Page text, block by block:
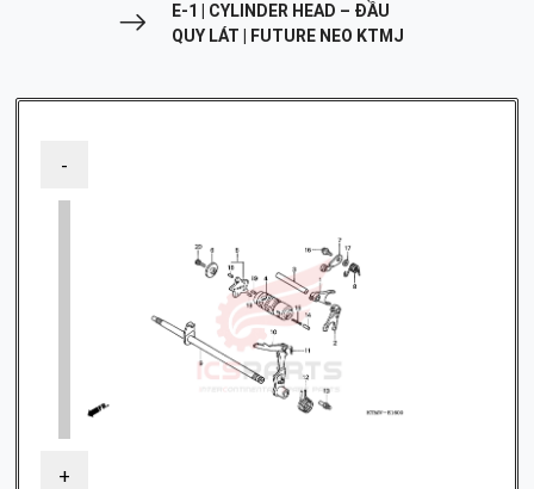
E-1 | CYLINDER HEAD – ĐẦU
QUY LÁT | FUTURE NEO KTMJ
-
+